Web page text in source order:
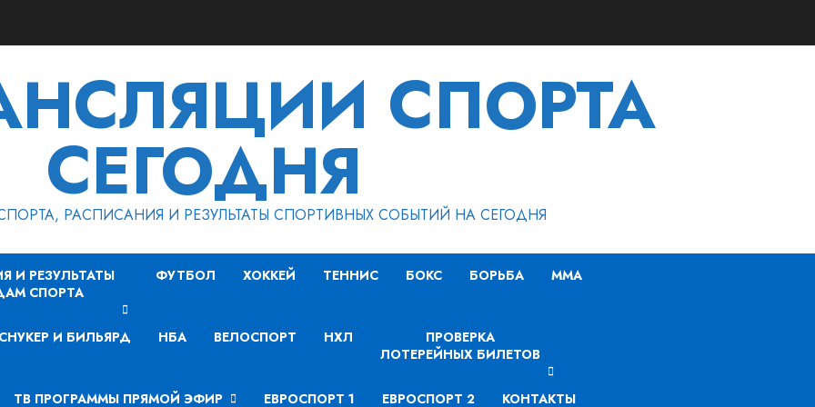
СПОРТА
СЕГОДНЯ
РАСПИСАНИЯ И РЕЗУЛЬТАТЫ СПОРТИВНЫХ СОБЫТИЙ НА СЕГОДНЯ
И РЕЗУЛЬТАТЫ
СПОРТА
ФУТБОЛ ХОККЕЙ ТЕННИС БОКС БОРЬБА MMA
СНУКЕР И БИЛЬЯРД НБА ВЕЛОСПОРТ НХЛ
ПРОВЕРКА
ЛОТЕРЕЙНЫХ БИЛЕТОВ
ТВ ПРОГРАММЫ ПРЯМОЙ ЭФИР ЕВРОСПОРТ 1 ЕВРОСПОРТ 2 КОНТАКТЫ